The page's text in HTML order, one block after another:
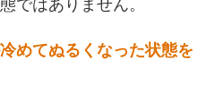
ではありません。
めてぬるくなった状態を